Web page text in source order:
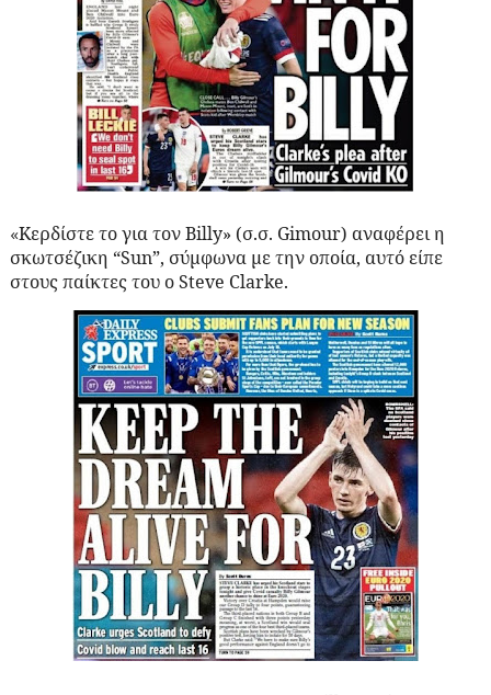
«Kερδίστε το για τονBilly» (σ.σ. Gimour) αναφέρει η
σκωτσέζικη “Sun”, σύμφωνα με την οποία, αυτό είπε
στους παίκτες του οSteve Clarke.